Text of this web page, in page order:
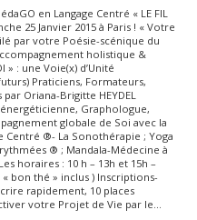
en Langage Centré « LE FIL
25 Janvier 2015 à Paris ! « Votre
par votre Poésie-scénique du
holistique &
» : une Voie(x) d’Unité
Praticiens, Formateurs,
Oriana-Brigitte HEYDEL
Graphologue,
globale de Soi avec la
Centré ®- La Sonothérapie ; Yoga
® ; Mandala-Médecine à
horaires : 10 h – 13h et 15h –
bon thé » inclus ) Inscriptions-
rapidement, 10 places
votre Projet de Vie par le…